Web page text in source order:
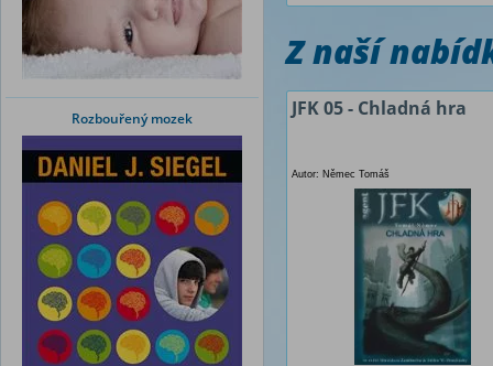
Rozbouřený mozek
Z naší
JFK 05 - Chladná hra
Autor: Němec Tomáš